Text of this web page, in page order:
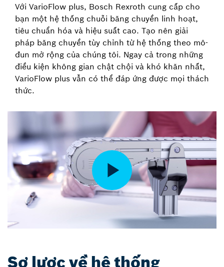
Với VarioFlow plus, Bosch Rexroth cung cấp cho
bạn một hệ thống chuỗi băng chuyền linh hoạt,
tiêu chuẩn hóa và hiệu suất cao. Tạo nên giải
pháp băng chuyền tùy chỉnh từ hệ thống theo mô-
đun mở rộng của chúng tôi. Ngay cả trong những
điều kiện không gian chật chội và khó khăn nhất,
VarioFlow plus vẫn có thể đáp ứng được mọi thách
thức.
Sơ lược về hệ thống